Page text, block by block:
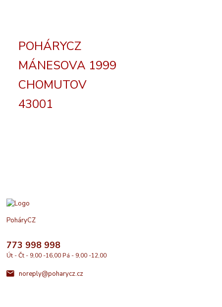
POHÁRYCZ
MÁNESOVA 1999
CHOMUTOV
43001
PoháryCZ
773 998 998
Út - Čt - 9,00 -16,00 Pá - 9,00 -12,00
noreply@poharycz.cz